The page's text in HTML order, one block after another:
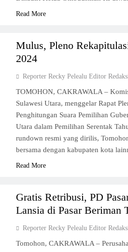
Read More
Mulus, Pleno
2024
Reporter Recky Pelealu Editor
TOMOHON, CAKRAWALA –
Sulawesi Utara, menggelar Rapat
Penghitungan Suara Pemilihan
Utara dalam Pemilihan Serentak
rundown resmi yang dirilis,
bersama dengan kabupaten kota
Read More
Gratis Retribusi, PD
Lansia di Pasar Beriman
Reporter Recky Pelealu Editor
Tomohon, CAKRAWALA –